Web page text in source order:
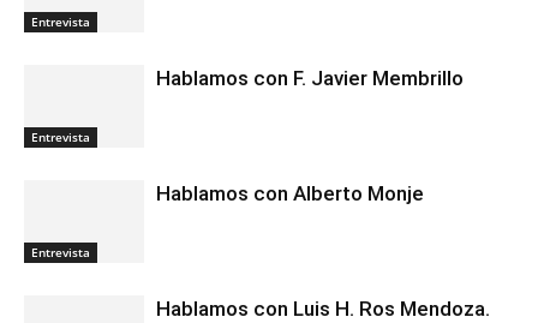
Entrevista
Entrevista
Hablamos con F. Javier Membrillo
Entrevista
Hablamos con Alberto Monje
Hablamos con Luis H. Ros Mendoza.